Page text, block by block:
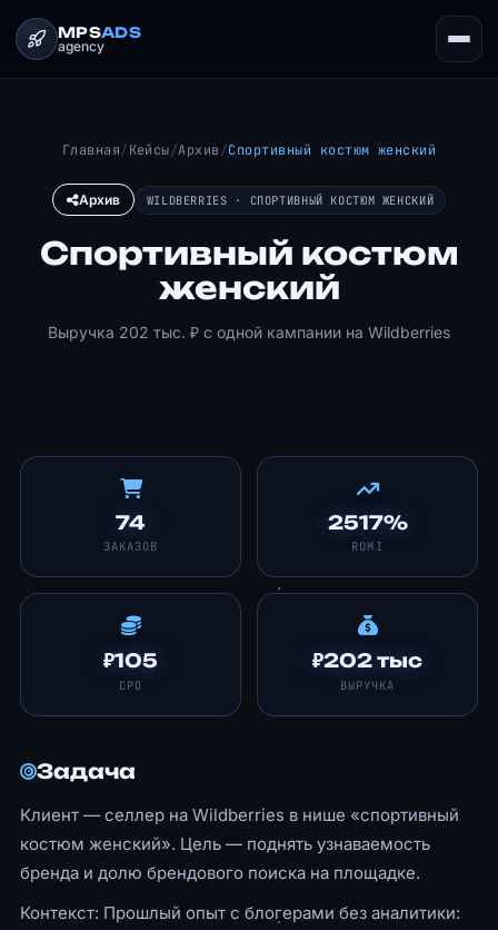
MPSADS
agency
Главная/Кейсы/Архив/Спортивный костюм женский
Архив WILDBERRIES · СПОРТИВНЫЙ КОСТЮМ ЖЕНСКИЙ
Спортивный костюм
женский
Выручка 202 тыс. ₽ с одной кампании на Wildberries
74
ЗАКАЗОВ
2517%
ROMI
₽105
CPO
₽202 тыс
ВЫРУЧКА
Задача
Клиент — селлер на Wildberries в нише «спортивный
костюм женский». Цель — поднять узнаваемость
бренда и долю брендового поиска на площадке.
Контекст: Прошлый опыт с блогерами без аналитики: